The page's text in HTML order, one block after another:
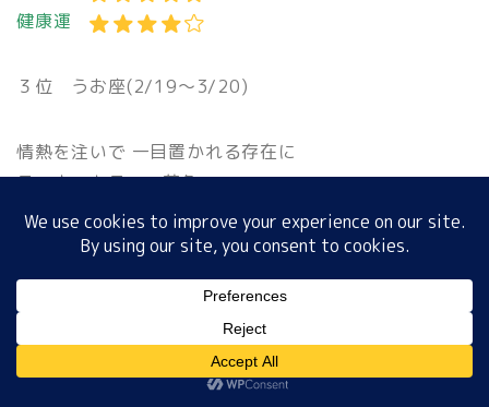
健康運
３位 うお座(2/19〜3/20)
情熱を注いで 一目置かれる存在に
ラッキーカラー：茶色
幸運のカギ：レストラン
がナンバーワン!!
金 運
恋愛運
プロフィール サイトマップ